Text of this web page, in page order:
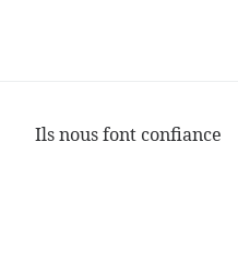
Ils nous font confiance